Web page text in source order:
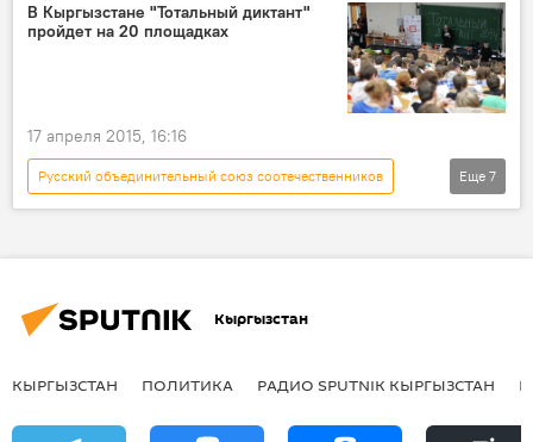
В Кыргызстане "Тотальный диктант"
пройдет на 20 площадках
17 апреля 2015, 16:16
Русский объединительный союз соотечественников
Новости
Кыргызстан
Общество
Еще 7
Кыргызстан
КЫРГЫЗСТАН ПОЛИТИКА РАДИО SPUTNIK КЫРГЫЗСТАН